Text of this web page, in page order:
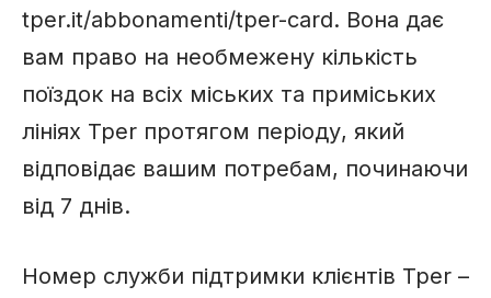
tper.it/abbonamenti/tper-card. Вона дає
вам право на необмежену кількість
поїздок на всіх міських та приміських
лініях Tper протягом періоду, який
відповідає вашим потребам, починаючи
від 7 днів.
Номер служби підтримки клієнтів Tper –